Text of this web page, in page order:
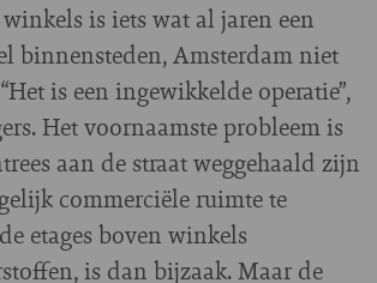
is iets wat al jaren een
binnensteden, Amsterdam niet
is een ingewikkelde operatie”,
Het voornaamste probleem is
aan de straat weggehaald zijn
commerciële ruimte te
etages boven winkels
is dan bijzaak. Maar de